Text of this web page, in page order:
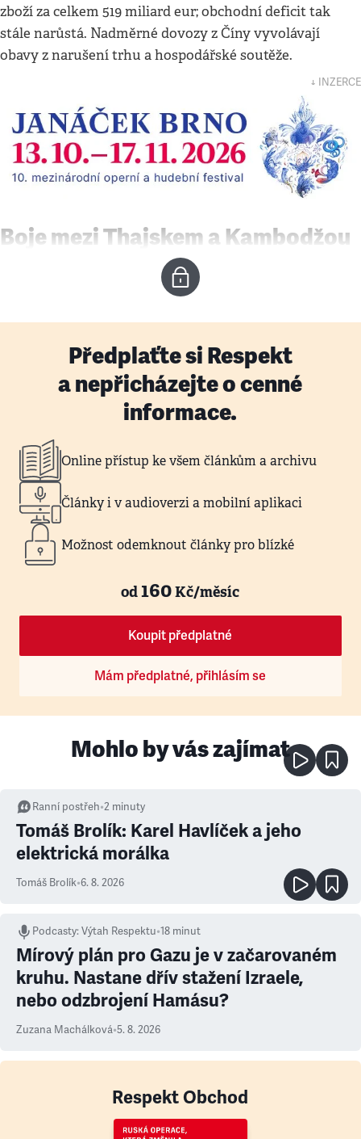
zboží za celkem 519 miliard eur; obchodní deficit tak
stále narůstá. Nadměrné dovozy z Číny vyvolávají
obavy z narušení trhu a hospodářské soutěže.
↓ INZERCE
Boje mezi Thajskem a Kambodžou
Předplaťte si Respekt
a nepřicházejte o cenné
informace.
Online přístup ke všem článkům a archivu
Články i v audioverzi a mobilní aplikaci
Možnost odemknout články pro blízké
od160Kč/měsíc
Koupit předplatné
Mám předplatné, přihlásím se
Mohlo by vás zajímat
Ranní postřeh•2 minuty
Tomáš Brolík: Karel Havlíček a jeho
elektrická morálka
Tomáš Brolík•6. 8. 2026
Podcasty:Výtah Respektu•18 minut
Mírový plán pro Gazu je v začarovaném
kruhu. Nastane dřív stažení Izraele,
nebo odzbrojení Hamásu?
Zuzana Machálková•5. 8. 2026
Respekt Obchod